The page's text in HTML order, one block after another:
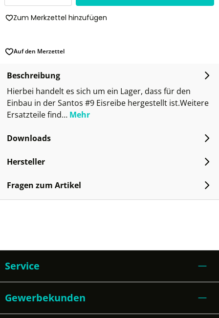
Zum Merkzettel hinzufügen
Auf den Merzettel
Beschreibung
Hierbei handelt es sich um ein Lager, dass für den
Einbau in der Santos #9 Eisreibe hergestellt ist.Weitere
Ersatzteile find… Mehr
Downloads
Hersteller
Fragen zum Artikel
Service
Gewerbekunden